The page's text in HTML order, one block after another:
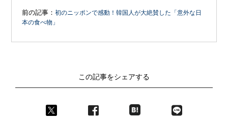
前の記事：初のニッポンで感動！韓国人が大絶賛した「意外な日
本の食べ物」
この記事をシェアする